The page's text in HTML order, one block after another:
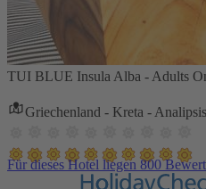
TUI BLUE Insula Alba - Adults
Griechenland - Kreta - Analipsis
Für dieses Hotel liegen 800